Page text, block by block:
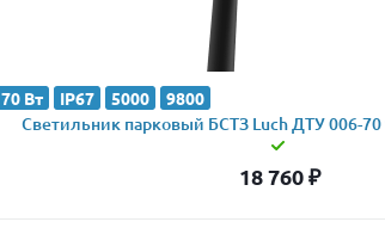
70 Вт IP67 5000 9800
Светильник парковый БСТЗ Luch ДТУ 006-70
18 760₽